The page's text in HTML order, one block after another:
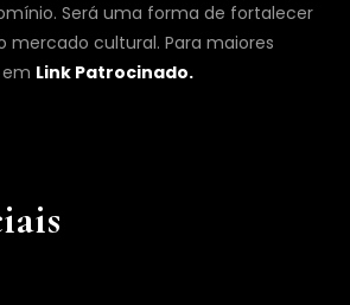
Será uma forma de fortalecer
cultural. Para maiores
Link Patrocinado.